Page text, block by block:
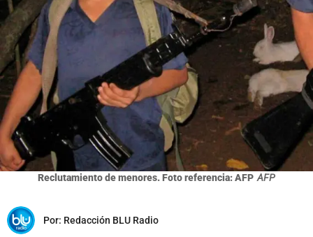
Reclutamiento de menores. Foto referencia: AFP AFP
Por: Redacción BLU Radio